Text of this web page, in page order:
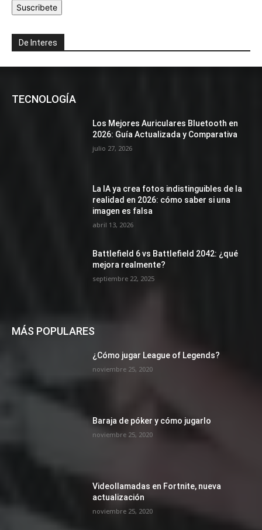
Suscribete
De Interes
TECNOLOGÍA
Los Mejores Auriculares Bluetooth en
2026: Guía Actualizada y Comparativa
julio 27, 2026
La IA ya crea fotos indistinguibles de la
realidad en 2026: cómo saber si una
imagen es falsa
abril 13, 2026
Battlefield 6 vs Battlefield 2042: ¿qué
mejora realmente?
septiembre 22, 2025
MÁS POPULARES
¿Cómo jugar League of Legends?
noviembre 25, 2020
Baraja de póker y cómo jugarlo
noviembre 25, 2020
Videollamadas en Fortnite, nueva
actualización
noviembre 25, 2020